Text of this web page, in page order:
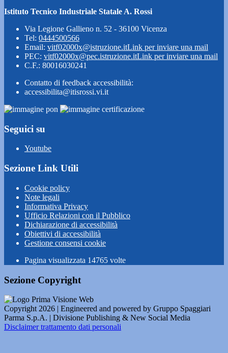
Istituto Tecnico Industriale Statale A. Rossi
Via Legione Gallieno n. 52 - 36100 Vicenza
Tel: 0444500566
Email: vitf02000x@istruzione.itLink per inviare una mail
PEC: vitf02000x@pec.istruzione.itLink per inviare una mail
C.F.: 80016030241
Contatto di feedback accessibilità:
accessibilita@itisrossi.vi.it
Seguici su
Youtube
Sezione Link Utili
Cookie policy
Note legali
Informativa Privacy
Ufficio Relazioni con il Pubblico
Dichiarazione di accessibilità
Obiettivi di accessibilità
Gestione consensi cookie
Pagina visualizzata 14765 volte
Sezione Copyright
Copyright 2026 | Engineered and powered by Gruppo Spaggiari
Parma S.p.A. | Divisione Publishing & New Social Media
Disclaimer trattamento dati personali